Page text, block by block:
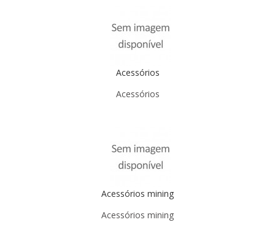
Acessórios
Acessórios
Acessórios mining
Acessórios mining